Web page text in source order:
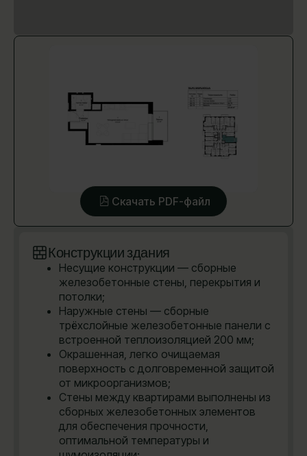
Скачать PDF-файл
Конструкции здания
Несущие конструкции — сборные
железобетонные стены, перекрытия и
потолки;
Наружные стены — сборные
трёхслойные железобетонные панели с
встроенной теплоизоляцией 200 мм;
Окрашенная, легко очищаемая
поверхность с долговременной защитой
от микроорганизмов;
Стены между квартирами выполнены из
сборных железобетонных элементов
для обеспечения прочности,
оптимальной температуры и